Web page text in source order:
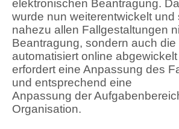
elektronischen Beantragung.
wurde nun weiterentwickelt und
nahezu allen Fallgestaltungen
Beantragung, sondern auch die
automatisiert online
erfordert eine Anpassung des
und entsprechend eine
Anpassung der
Organisation.